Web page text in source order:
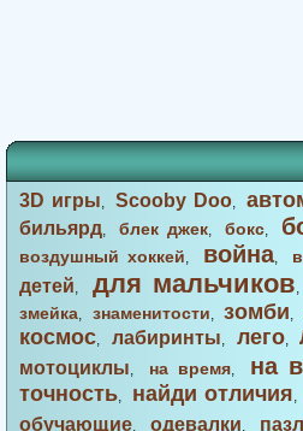
3D игры,Scooby Doo,
бильярд,блек джек,бокс,
воздушный хоккей, война,
детей, для мальчиков
змейка, знаменитости,зомби,
космос, лабиринты, лего,
мотоциклы, на время, на
точность, найди отличия,
обучающие, одевалки,